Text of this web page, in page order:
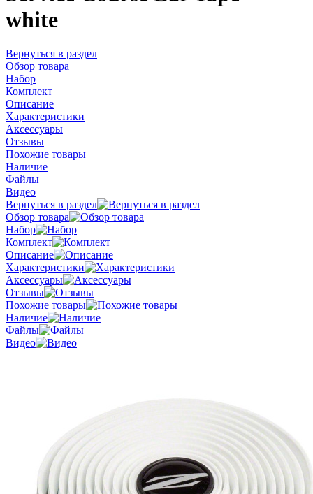
white
Вернуться в раздел
Обзор товара
Набор
Комплект
Описание
Характеристики
Аксессуары
Отзывы
Похожие товары
Наличие
Файлы
Видео
Вернуться в раздел
Обзор товара
Набор
Комплект
Описание
Характеристики
Аксессуары
Отзывы
Похожие товары
Наличие
Файлы
Видео